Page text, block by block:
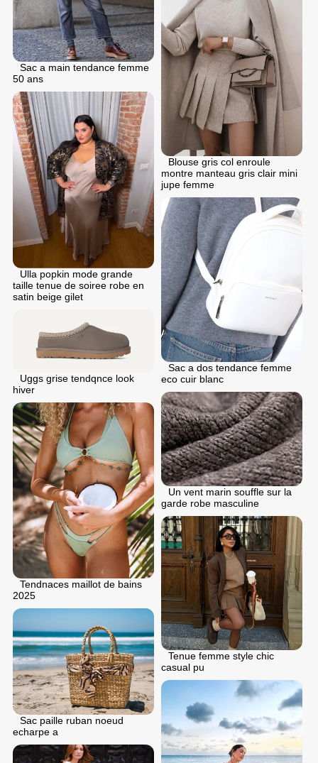
Sac a main tendance femme
50 ans
Blouse gris col enroule
montre manteau gris clair mini
jupe femme
Ulla popkin mode grande
taille tenue de soiree robe en
satin beige gilet
Sac a dos tendance femme
eco cuir blanc
Uggs grise tendqnce look
hiver
Un vent marin souffle sur la
garde robe masculine
Tendnaces maillot de bains
2025
Tenue femme style chic
casual pu
Sac paille ruban noeud
echarpe a